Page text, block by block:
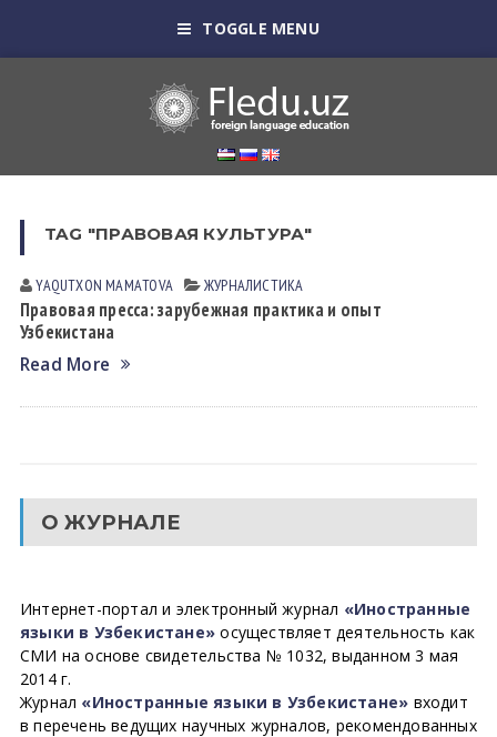
TOGGLE MENU
TAG "ПРАВОВАЯ КУЛЬТУРА"
YAQUTXON MАMАTOVА ЖУРНАЛИСТИКА
Правовая пресса: зарубежная практика и опыт
Узбекистана
Read More
О ЖУРНАЛЕ
Интернет-портал и электронный журнал «Иностранные
языки в Узбекистане» осуществляет деятельность как
СМИ на основе свидетельства № 1032, выданном 3 мая
2014 г.
Журнал «Иностранные языки в Узбекистане» входит
в перечень ведущих научных журналов, рекомендованных